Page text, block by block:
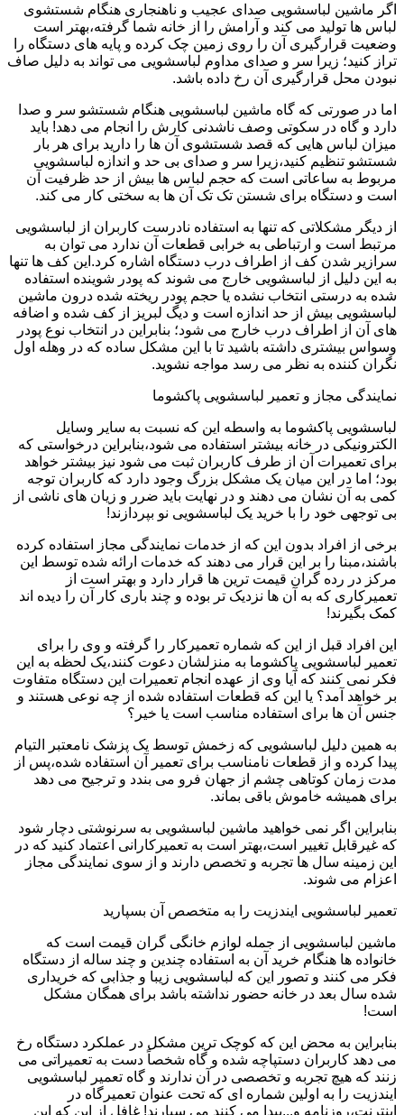
اگر ماشین لباسشویی صدای عجیب و ناهنجاری هنگام شستشوی
لباس ها تولید می کند و آرامش را از خانه شما گرفته،بهتر است
وضعیت قرارگیری آن را روی زمین چک کرده و پایه های دستگاه را
تراز کنید؛ زیرا سر و صدای مداوم لباسشویی می تواند به دلیل صاف
نبودن محل قرارگیری آن رخ داده باشد.
اما در صورتی که گاه ماشین لباسشویی هنگام شستشو سر و صدا
دارد و گاه در سکوتی وصف ناشدنی کارش را انجام می دهد! باید
میزان لباس هایی که قصد شستشوی آن ها را دارید برای هر بار
شستشو تنظیم کنید،زیرا سر و صدای بی حد و اندازه لباسشویی
مربوط به ساعاتی است که حجم لباس ها بیش از حد ظرفیت آن
است و دستگاه برای شستن تک تک آن ها به سختی کار می کند.
از دیگر مشکلاتی که تنها به استفاده نادرست کاربران از لباسشویی
مرتبط است و ارتباطی به خرابی قطعات آن ندارد می توان به
سرازیر شدن کف از اطراف درب دستگاه اشاره کرد.این کف ها تنها
به این دلیل از لباسشویی خارج می شوند که پودر شوینده استفاده
شده به درستی انتخاب نشده یا حجم پودر ریخته شده درون ماشین
لباسشویی بیش از حد اندازه است و دیگ لبریز از کف شده و اضافه
های آن از اطراف درب خارج می شود؛ بنابراین در انتخاب نوع پودر
وسواس بیشتری داشته باشید تا با این مشکل ساده که در وهله اول
نگران کننده به نظر می رسد مواجه نشوید.
نمایندگی مجاز و تعمیر لباسشویی پاکشوما
لباسشویی پاکشوما به واسطه این که نسبت به سایر وسایل
الکترونیکی در خانه بیشتر استفاده می شود،بنابراین درخواستی که
برای تعمیرات آن از طرف کاربران ثبت می شود نیز بیشتر خواهد
بود؛ اما در این میان یک مشکل بزرگ وجود دارد که کاربران توجه
کمی به آن نشان می دهند و در نهایت باید ضرر و زیان های ناشی از
بی توجهی خود را با خرید یک لباسشویی نو بپردازند!
برخی از افراد بدون این که از خدمات نمایندگی مجاز استفاده کرده
باشند،مبنا را بر این قرار می دهند که خدمات ارائه شده توسط این
مرکز در رده گران قیمت ترین ها قرار دارد و بهتر است از
تعمیرکاری که به آن ها نزدیک تر بوده و چند باری کار آن را دیده اند
کمک بگیرند!
این افراد قبل از این که شماره تعمیرکار را گرفته و وی را برای
تعمیر لباسشویی پاکشوما به منزلشان دعوت کنند،یک لحظه به این
فکر نمی کنند که آیا وی از عهده انجام تعمیرات این دستگاه متفاوت
بر خواهد آمد؟ یا این که قطعات استفاده شده از چه نوعی هستند و
جنس آن ها برای استفاده مناسب است یا خیر؟
به همین دلیل لباسشویی که زخمش توسط یک پزشک نامعتبر التیام
پیدا کرده و از قطعات نامناسب برای تعمیر آن استفاده شده،پس از
مدت زمان کوتاهی چشم از جهان فرو می بندد و ترجیح می دهد
برای همیشه خاموش باقی بماند.
بنابراین اگر نمی خواهید ماشین لباسشویی به سرنوشتی دچار شود
که غیرقابل تغییر است،بهتر است به تعمیرکارانی اعتماد کنید که در
این زمینه سال ها تجربه و تخصص دارند و از سوی نمایندگی مجاز
اعزام می شوند.
تعمیر لباسشویی ایندزیت را به متخصص آن بسپارید
ماشین لباسشویی از جمله لوازم خانگی گران قیمت است که
خانواده ها هنگام خرید آن به استفاده چندین و چند ساله از دستگاه
فکر می کنند و تصور این که لباسشویی زیبا و جذابی که خریداری
شده سال بعد در خانه حضور نداشته باشد برای همگان مشکل
است!
بنابراین به محض این که کوچک ترین مشکل در عملکرد دستگاه رخ
می دهد کاربران دستپاچه شده و گاه شخصاً دست به تعمیراتی می
زنند که هیچ تجربه و تخصصی در آن ندارند و گاه تعمیر لباسشویی
ایندزیت را به اولین شماره ای که تحت عنوان تعمیرگاه در
اینترنت،روزنامه و...پیدا می کنند می سپارند! غافل از این که این